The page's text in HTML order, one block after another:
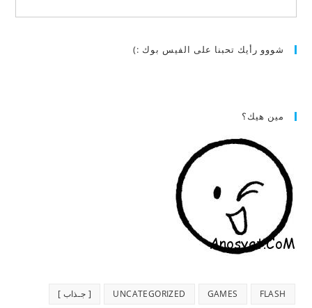
شووو رأيك تحبنا على الفيس بوك :)
مين هيك؟
FLASH
GAMES
UNCATEGORIZED [ جـذاب ]